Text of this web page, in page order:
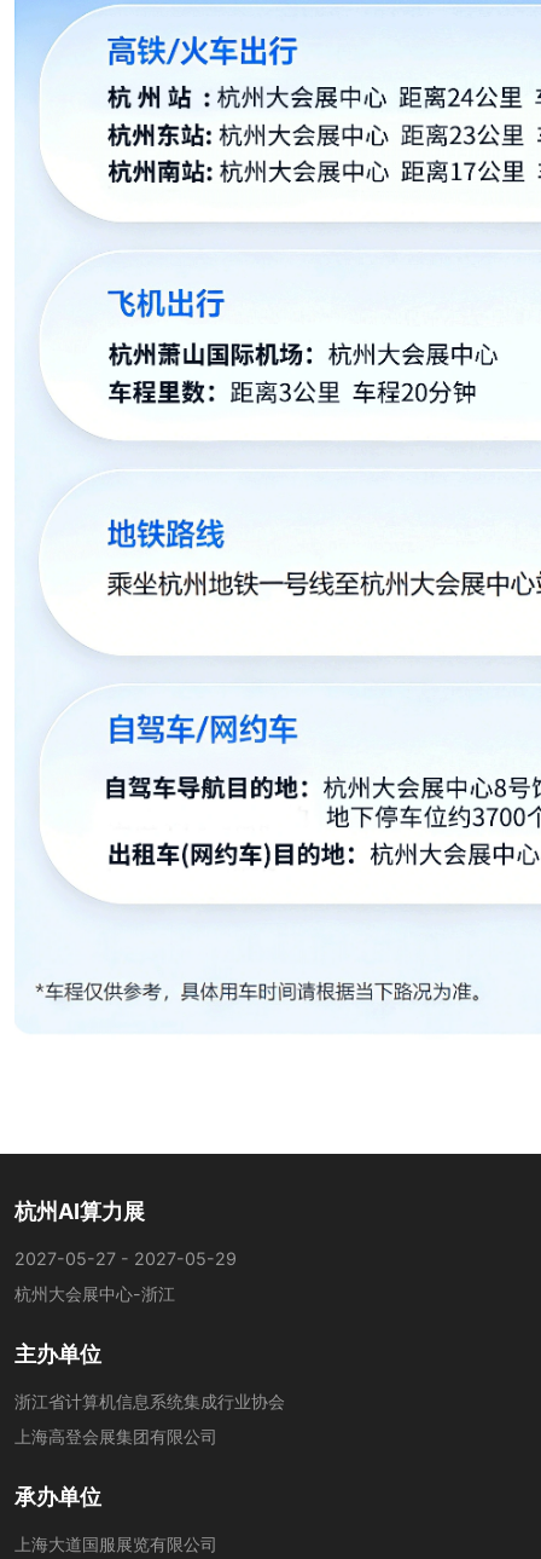
杭州AI算力展
2027-05-27 - 2027-05-29
杭州大会展中心-浙江
主办单位
浙江省计算机信息系统集成行业协会
上海高登会展集团有限公司
承办单位
上海大道国服展览有限公司